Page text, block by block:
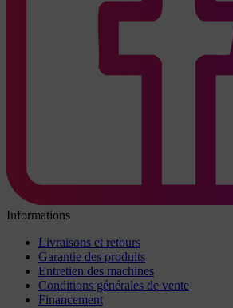
Informations
Livraisons et retours
Garantie des produits
Entretien des machines
Conditions générales de vente
Financement